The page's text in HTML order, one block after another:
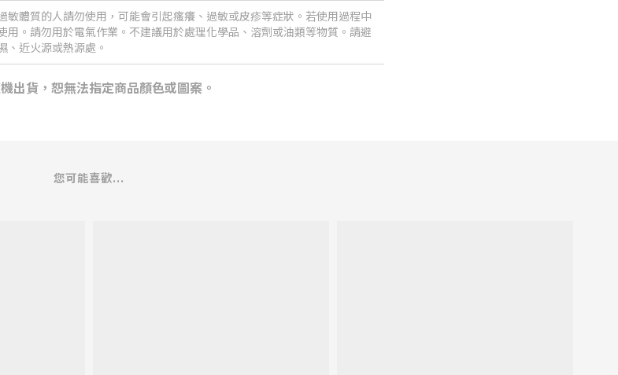
敏體質的人請勿使用，可能會引起瘙癢、過敏或皮疹等症狀。若使用過程中
用。請勿用於電氣作業。不建議用於處理化學品、溶劑或油類等物質。請避
、近火源或熱源處。
出貨，恕無法指定商品顏色或圖案。
您可能喜歡...